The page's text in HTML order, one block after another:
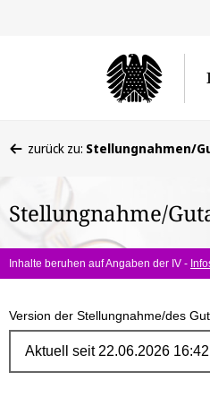
befinden
hier:
zurück zu: Stellungnahmen/
Stellungnahme/
Inhalte beruhen auf Angaben der IV -
Version der Stellungnahme/des